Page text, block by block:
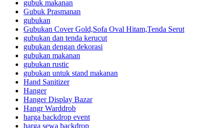
gubuk makanan
Gubuk Prasmanan
gubukan
Gubukan Cover Gold,Sofa Oval Hitam,Tenda Serut
gubukan dan tenda kerucut
gubukan dengan dekorasi
gubukan makanan
gubukan rustic
gubukan untuk stand makanan
Hand Sanitizer
Hanger
Hanger Display Bazar
Hangr Warddrob
harga backdrop event
harga sewa backdrop